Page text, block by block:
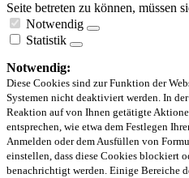
Seite betreten zu können, müssen
Notwendig
Statistik
Notwendig:
Diese Cookies sind zur Funktion der
Systemen nicht deaktiviert werden. In
Reaktion auf von Ihnen getätigte
entsprechen, wie etwa dem Festlegen
Anmelden oder dem Ausfüllen von
einstellen, dass diese Cookies blockiert
benachrichtigt werden. Einige Bereiche